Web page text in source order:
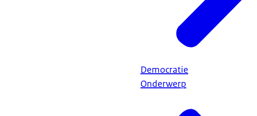
Democratie
Onderwerp